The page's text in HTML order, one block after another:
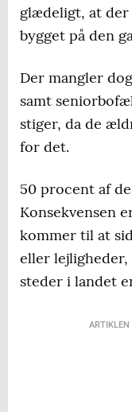
glædeligt, at der
bygget på den
Der mangler
samt
stiger, da de
for det.
50 procent af
Konsekvensen
kommer til at
eller lejligheder,
steder i landet
ARTIKLEN